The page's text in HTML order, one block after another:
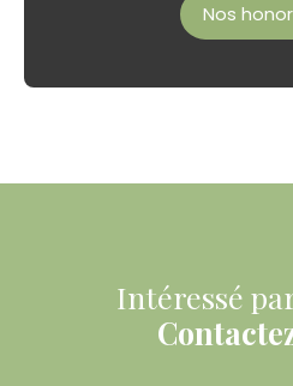
Nos
Intéressé